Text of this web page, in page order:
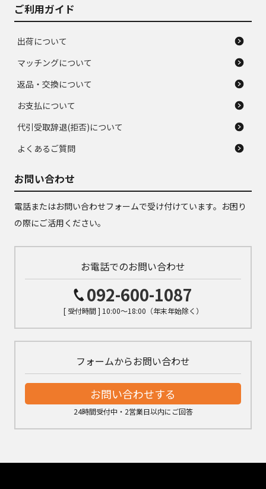
ご利用ガイド
出荷について
マッチングについて
返品・交換について
お支払について
代引受取辞退(拒否)について
よくあるご質問
お問い合わせ
電話またはお問い合わせフォームで受け付けています。お困り
の際にご活用ください。
お電話でのお問い合わせ
092-600-1087
[ 受付時間 ] 10:00～18:00（年末年始除く）
フォームからお問い合わせ
お問い合わせする
24時間受付中・2営業日以内にご回答